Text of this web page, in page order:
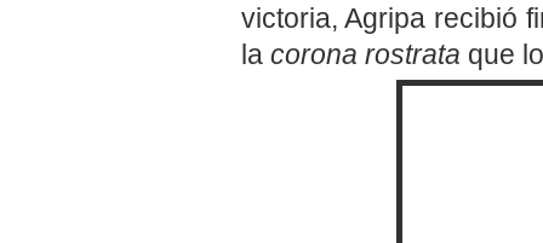
victoria, Agripa recibió
la corona rostrata que